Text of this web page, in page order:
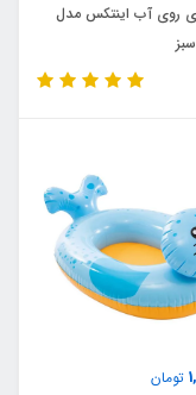
روی آب اینتکس مدل
تومان